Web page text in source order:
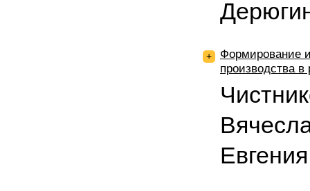
+
Формирование
производства в